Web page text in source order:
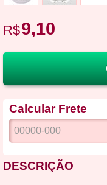
R$9,10
Calcular Frete
DESCRIÇÃO